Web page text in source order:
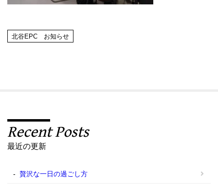
北谷EPC お知らせ
Recent Posts
最近の更新
贅沢な一日の過ごし方